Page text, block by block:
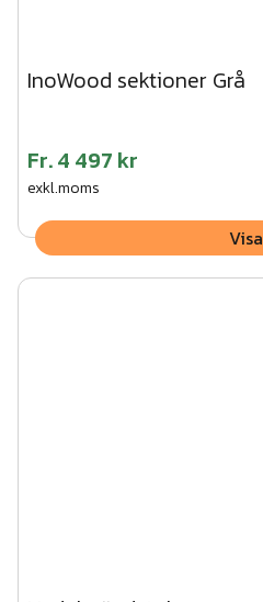
InoWood sektioner Grå
Fr.4 497 kr
exkl.moms
Visa